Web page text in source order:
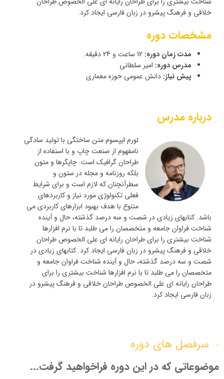
خلاقی و فرهنگ پیشرو در زبان فارسی ایجاد کرد.
مشخصات دوره
مدت زمان دوره:
مدرس دوره: امیر سلطانی
پیش نیاز: دانش عمومی حوزه معماری
درباره مدرس
لورم ایپسوم متن ساختگی با تولید سادگی
نامفهوم از صنعت چاپ و با استفاده از
طراحان گرافیک است. چاپگرها و متون
بلکه روزنامه و مجله در ستون و
سطرآنچنان که لازم است و برای شرایط
فعلی تکنولوژی مورد نیاز و کاربردهای
متنوع با هدف بهبود ابزارهای کاربردی می
باشد. کتابهای زیادی در شصت و سه درصد گذشته، حال و آینده
شناخت فراوان جامعه و متخصصان را می طلبد تا با نرم افزارها
شناخت بیشتری را برای طراحان رایانه ای علی الخصوص طراحان
خلاقی و فرهنگ پیشرو در زبان فارسی ایجاد کرد. کتابهای زیادی در
شصت و سه درصد گذشته، حال و آینده شناخت فراوان جامعه و
متخصصان را می طلبد تا با نرم افزارها شناخت بیشتری را برای
طراحان رایانه ای علی الخصوص طراحان خلاقی و فرهنگ پیشرو در
زبان فارسی ایجاد کرد.
سرفصل های دوره
موضوعاتی که در این دوره فراخواهید گرفت...